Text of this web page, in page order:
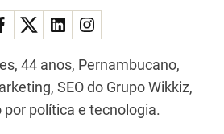
44 anos, Pernambucano,
SEO do Grupo Wikkiz,
por política e tecnologia.